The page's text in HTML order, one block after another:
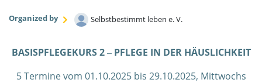
Organized by Selbstbestimmt leben e. V.
BASISPFLEGEKURS 2 ‒ PFLEGE IN DER HÄUSLICHKEIT
5 Termine vom 01.10.2025 bis 29.10.2025, Mittwochs